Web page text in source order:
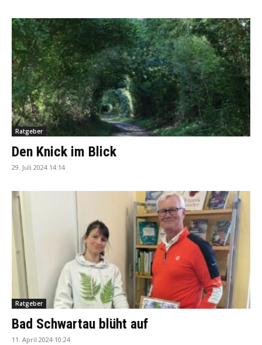
Ratgeber
Den Knick im Blick
29. Juli 2024 14:14
Ratgeber
Bad Schwartau blüht auf
11. April 2024 10:24